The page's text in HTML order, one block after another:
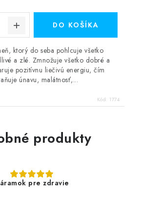
DO KOŠÍKA
ktorý do seba pohlcuje všetko
a zlé. Zmnožuje všetko dobré a
pozitívnu liečivú energiu, čím
únavu, malátnosť,...
Kód: 1774
produkty
pre zdravie